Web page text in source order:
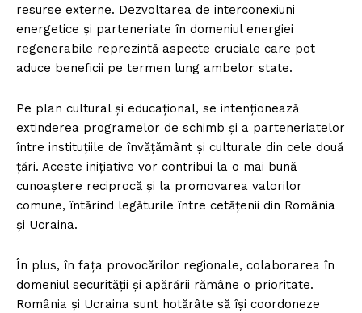
resurse externe. Dezvoltarea de interconexiuni
energetice și parteneriate în domeniul energiei
regenerabile reprezintă aspecte cruciale care pot
aduce beneficii pe termen lung ambelor state.
Pe plan cultural și educațional, se intenționează
extinderea programelor de schimb și a parteneriatelor
între instituțiile de învățământ și culturale din cele două
țări. Aceste inițiative vor contribui la o mai bună
cunoaștere reciprocă și la promovarea valorilor
comune, întărind legăturile între cetățenii din România
și Ucraina.
În plus, în fața provocărilor regionale, colaborarea în
domeniul securității și apărării rămâne o prioritate.
România și Ucraina sunt hotărâte să își coordoneze